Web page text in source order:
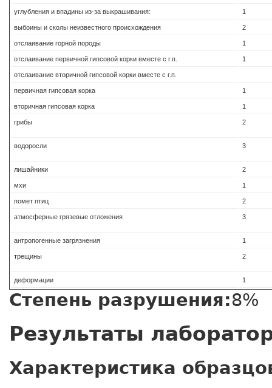
углубления и впадины из-за выкрашивания: 1
выбоины и сколы неизвестного происхождения 2
отслаивание горной породы 1
отслаивание первичной гипсовой корки вместе с г.п. 1
отслаивание вторичной гипсовой корки вместе с г.п.
первичная гипсовая корка 1
вторичная гипсовая корка 1
грибы 2
водоросли 3
лишайники 2
мхи 1
помет птиц 2
атмосферные грязевые отложения 3
антропогенные загрязнения 1
трещины 2
деформации 1
Степень разрушения:8%
Результаты
Характеристика